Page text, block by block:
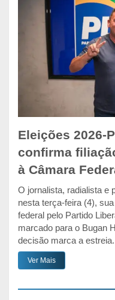
Eleições 2026-
confirma
à Câmara
O jornalista, radialista e
nesta terça-feira (4),
federal pelo Partido
marcado para o Bugan
decisão marca a
Ver Mais